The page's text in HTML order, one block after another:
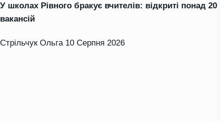
У школах Рівного бракує вчителів: відкриті понад 20
вакансій
Стрільчук Ольга 10 Серпня 2026